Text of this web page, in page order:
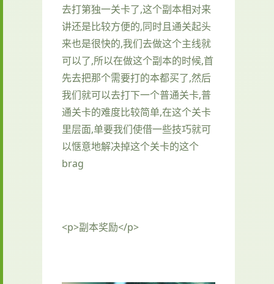
去打第独一关卡了,这个副本相对来
讲还是比较方便的,同时且通关起头
来也是很快的,我们去做这个主线就
可以了,所以在做这个副本的时候,首
先去把那个需要打的本都买了,然后
我们就可以去打下一个普通关卡,普
通关卡的难度比较简单,在这个关卡
里层面,单要我们使借一些技巧就可
以惬意地解决掉这个关卡的这个
brag
<p>副本奖励</p>